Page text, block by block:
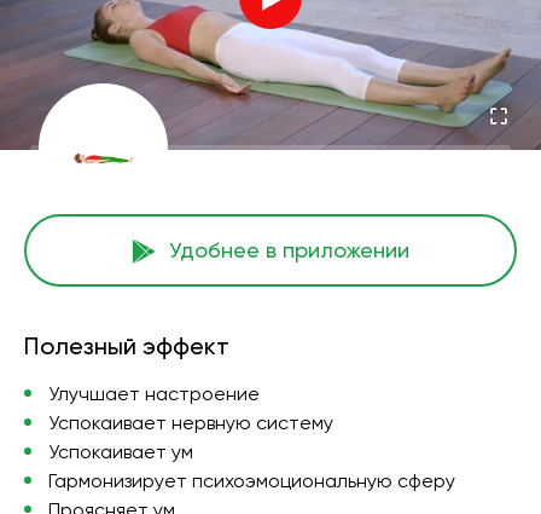
Удобнее в приложении
Полезный эффект
Улучшает настроение
Успокаивает нервную систему
Успокаивает ум
Гармонизирует психоэмоциональную сферу